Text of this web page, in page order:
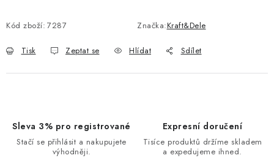
Kód zboží: 7287 Značka:Kraft&Dele
Tisk Zeptat se Hlídat Sdílet
Sleva 3% pro registrované
Stačí se přihlásit a nakupujete
výhodněji.
Expresní doručení
Tisíce produktů držíme skladem
a expedujeme ihned.